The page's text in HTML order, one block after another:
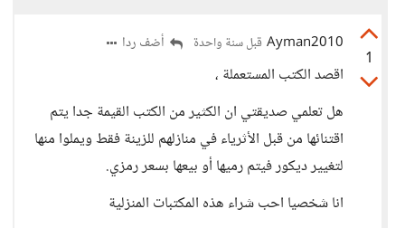
1
Ayman2010 قبل سنة واحدة أضف ردا
اقصد الكتب المستعملة ،
هل تعلمي صديقتي ان الكثير من الكتب القيمة جدا يتم
اقتنائها من قبل الأثرياء في منازلهم للزينة فقط ويملوا منها
لتغيير ديكور فيتم رميها أو بيعها بسعر رمزي.
انا شخصيا احب شراء هذه المكتبات المنزلية